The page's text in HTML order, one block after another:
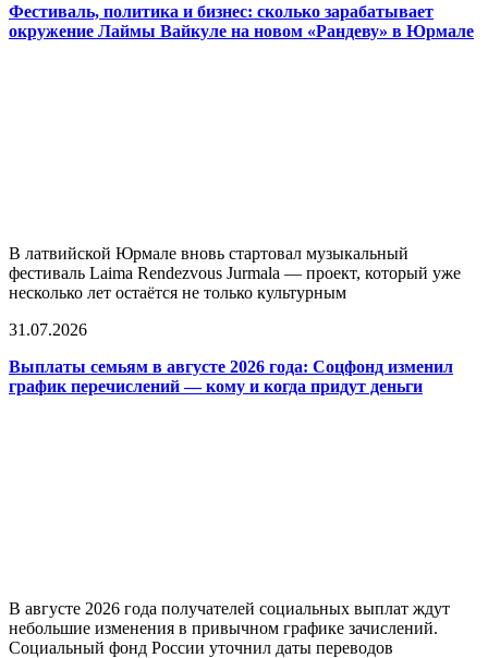
Фестиваль, политика и бизнес: сколько зарабатывает
окружение Лаймы Вайкуле на новом «Рандеву» в Юрмале
В латвийской Юрмале вновь стартовал музыкальный
фестиваль Laima Rendezvous Jurmala — проект, который уже
несколько лет остаётся не только культурным
31.07.2026
Выплаты семьям в августе 2026 года: Соцфонд изменил
график перечислений — кому и когда придут деньги
В августе 2026 года получателей социальных выплат ждут
небольшие изменения в привычном графике зачислений.
Социальный фонд России уточнил даты переводов